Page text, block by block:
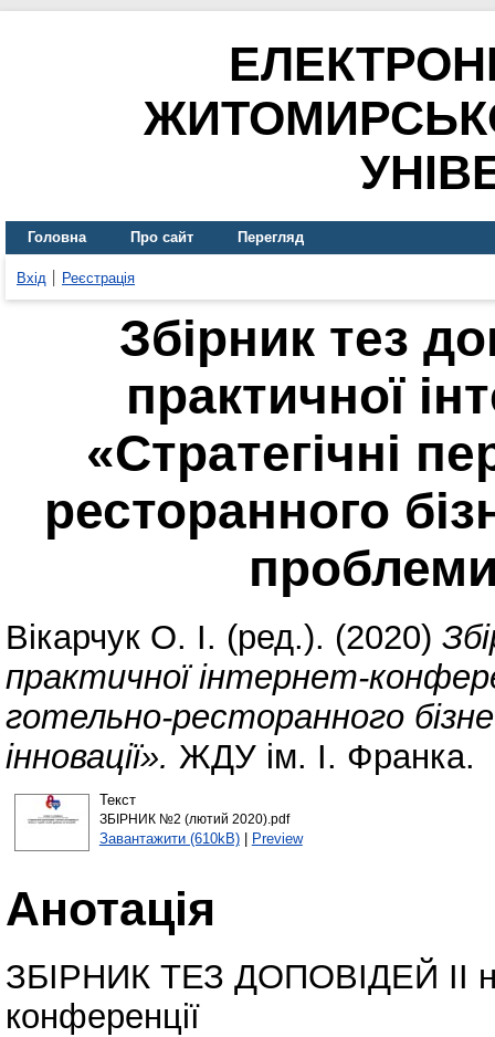
Головна Про сайт Перегляд
Вхід Реєстрація
Збірник тез
практичної
«Стратегічні
ресторанного
проблеми
Вікарчук О. І. (ред.). (2020)
практичної інтернет-
готельно-ресторанного
інновації». ЖДУ ім. І. Франка.
Текст
ЗБІРНИК №2 (лютий 2020).pdf
Завантажити (610kB)| Preview
Анотація
ЗБІРНИК ТЕЗ ДОПОВІДЕЙ ІI
конференції